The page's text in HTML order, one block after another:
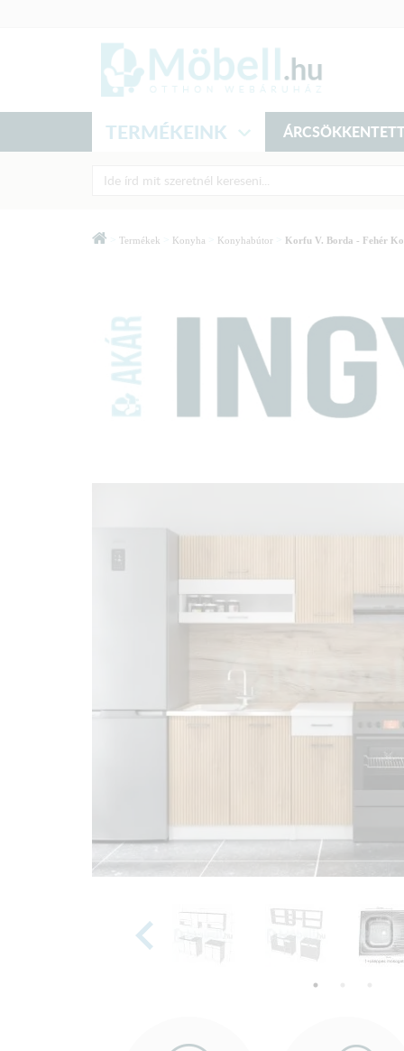
TERMÉKEINK
Termékek Konyha Konyhabútor Korfu V. Borda - Fehér